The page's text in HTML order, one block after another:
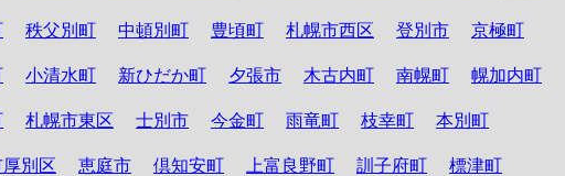
秩父別町 中頓別町 豊頃町 札幌市西区 登別市 京極町
小清水町 新ひだか町 夕張市 木古内町 南幌町 幌加内町
札幌市東区 士別市 今金町 雨竜町 枝幸町 本別町
別区 恵庭市 倶知安町 上富良野町 訓子府町 標津町